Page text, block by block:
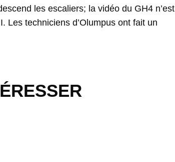
les escaliers; la vidéo du GH4 n’est
Les techniciens d’Olumpus ont fait un